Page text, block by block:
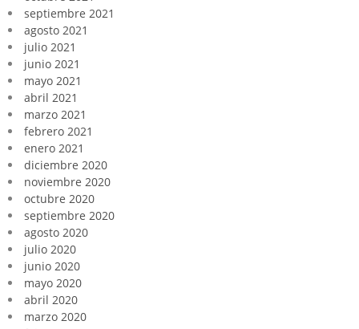
septiembre 2021
agosto 2021
julio 2021
junio 2021
mayo 2021
abril 2021
marzo 2021
febrero 2021
enero 2021
diciembre 2020
noviembre 2020
octubre 2020
septiembre 2020
agosto 2020
julio 2020
junio 2020
mayo 2020
abril 2020
marzo 2020